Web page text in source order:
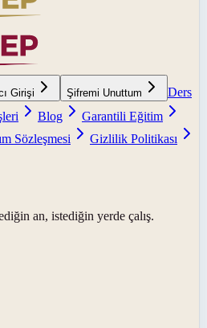
Girişi Şifremi Unuttum
Ders
Blog
Garantili Eğitim
Sözleşmesi
Gizlilik Politikası
an, istediğin yerde çalış.